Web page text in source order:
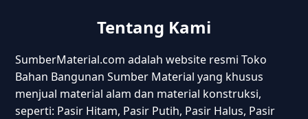
Tentang Kami
SumberMaterial.com adalah website resmi Toko
Bahan Bangunan Sumber Material yang khusus
menjual material alam dan material konstruksi,
seperti: Pasir Hitam, Pasir Putih, Pasir Halus, Pasir